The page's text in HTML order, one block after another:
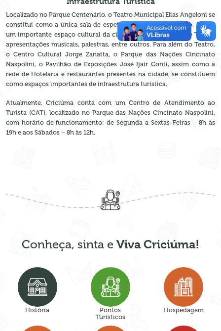
Localizado no Parque Centenário, o Teatro Municipal Elias Angeloni se
constitui como a única sala de espetáculos do Sul do Estado. Sendo
um importante espaço cultural da cidade, promove peças de Teatro,
apresentações musicais, palestras, entre outros. Para além do Teatro,
o Centro Cultural Jorge Zanatta, o Parque das Nações Cincinato
Naspolini, o Pavilhão de Exposições José Ijair Conti, assim como a
rede de Hotelaria e restaurantes presentes na cidade, se constituem
como espaços importantes de infraestrutura turística.
Atualmente, Criciúma conta com um Centro de Atendimento ao
Turista (CAT), localizado no Parque das Nações Cincinato Naspolini,
com horário de funcionamento: de Segunda a Sextas-Feiras – 8h às
19h e aos Sábados – 8h às 12h.
Conheça, sinta e Viva Criciúma!
História
Pontos
Turísticos
Hospedagem